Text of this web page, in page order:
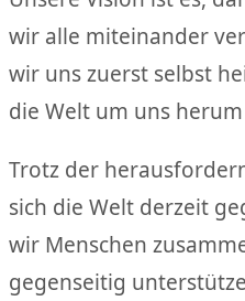
wir alle miteinander
wir uns zuerst selbst
die Welt um uns herum
Trotz der
sich die Welt derzeit
wir Menschen
gegenseitig